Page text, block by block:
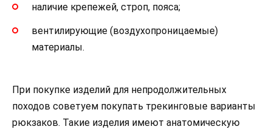
наличие крепежей, строп, пояса;
вентилирующие (воздухопроницаемые)
материалы.
При покупке изделий для непродолжительных
походов советуем покупать трекинговые варианты
рюкзаков. Такие изделия имеют анатомическую